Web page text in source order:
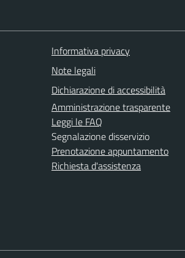
Informativa privacy
Note legali
Dichiarazione di accessibilità
Amministrazione trasparente
Leggi le FAQ
Segnalazione disservizio
Prenotazione appuntamento
Richiesta d'assistenza